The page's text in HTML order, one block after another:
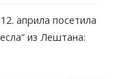
априла посетила
из Лештана: